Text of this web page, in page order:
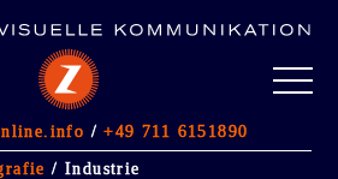
/ Industrie
/+49 711 6151890